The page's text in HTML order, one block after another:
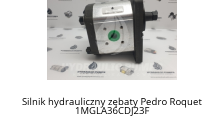
Silnik hydrauliczny zębaty Pedro Roquet
1MGLA36CDJ23F